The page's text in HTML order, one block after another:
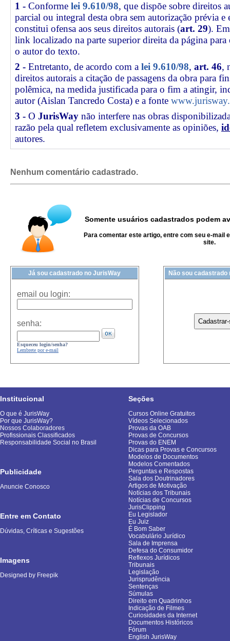
1 - Conforme lei 9.610/98, que dispõe sobre direitos
parcial ou integral desta obra sem autorização prévia e
constitui ofensa aos seus direitos autorais (art. 29).
link localizado na parte superior direita da página
o autor do texto.
2 - Entretanto, de acordo com a lei 9.610/98, art. 46,
direitos autorais a citação de passagens da obra para
polêmica, na medida justificada para o fim a atingir,
autor (Aislan Tancredo Costa) e a fonte
3 - O JurisWay não interfere nas obras
razão pela qual refletem exclusivamente as opiniões,
autores.
Nenhum comentário cadastrado.
Somente usuários cadastrados podem
Para comentar este artigo, entre com seu e-mail
site.
Já sou cadastrado no JurisWay
email ou login:
senha:
Esqueceu login/senha?
Lembrete por e-mail
Não sou cadastrado
Institucional
O que é JurisWay
Por que JurisWay?
Nossos Colaboradores
Profissionais Classificados
Responsabilidade Social no Brasil
Publicidade
Anuncie Conosco
Entre em Contato
Dúvidas, Críticas e Sugestões
Imagens
Designed by Freepik
Seções
Cursos Online Gratuitos
Vídeos Selecionados
Provas da OAB
Provas de Concursos
Provas do ENEM
Dicas para Provas e Concursos
Modelos de Documentos
Modelos Comentados
Perguntas e Respostas
Sala dos Doutrinadores
Artigos de Motivação
Notícias dos Tribunais
Notícias de Concursos
JurisClipping
Eu Legislador
Eu Juiz
É Bom Saber
Vocabulário Jurídico
Sala de Imprensa
Defesa do Consumidor
Reflexos Jurídicos
Tribunais
Legislação
Jurisprudência
Sentenças
Súmulas
Direito em Quadrinhos
Indicação de Filmes
Curiosidades da Internet
Documentos Históricos
Fórum
English JurisWay